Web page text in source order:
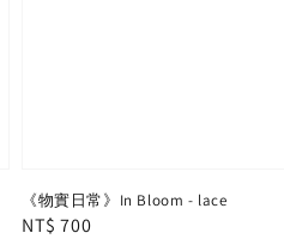
《物實日常》In Bloom - lace
Regular
NT$ 700